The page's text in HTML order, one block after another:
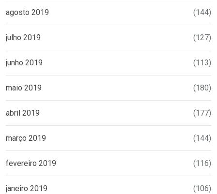
agosto 2019 (144)
julho 2019 (127)
junho 2019 (113)
maio 2019 (180)
abril 2019 (177)
março 2019 (144)
fevereiro 2019 (116)
janeiro 2019 (106)